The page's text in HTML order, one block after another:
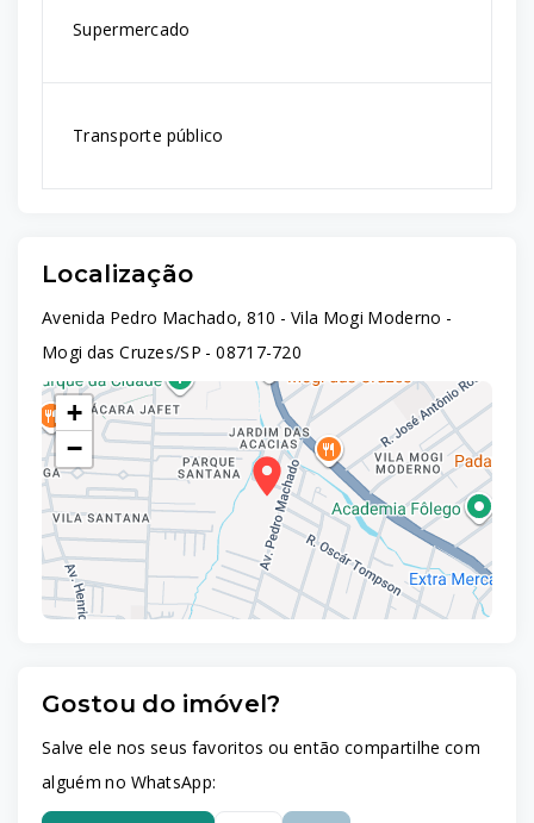
Supermercado
Transporte público
Localização
Avenida Pedro Machado, 810 - Vila Mogi Moderno -
Mogi das Cruzes/SP - 08717-720
+
−
Gostou do imóvel?
Salve ele nos seus favoritos ou então compartilhe com
alguém no WhatsApp: